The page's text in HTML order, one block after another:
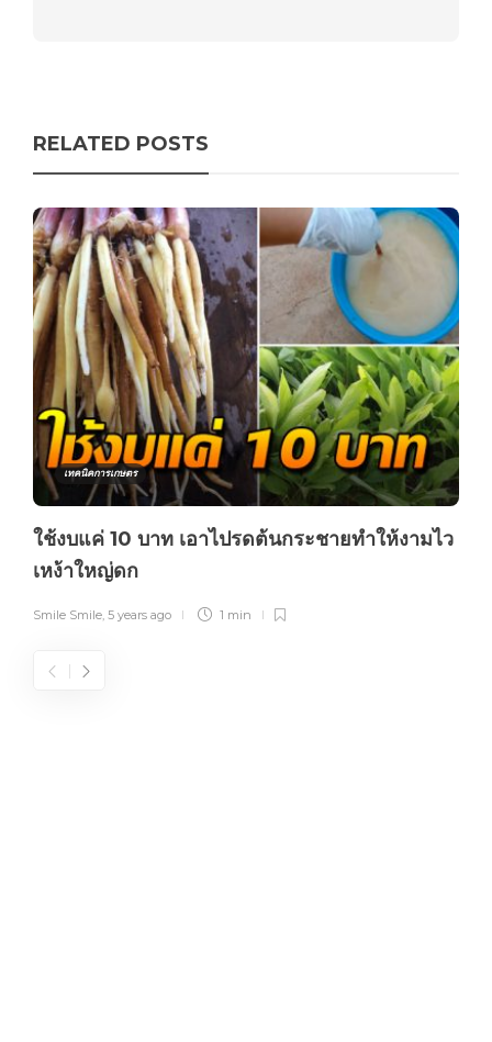
RELATED POSTS
เทคนิคการเกษตร
ใช้งบแค่ 10 บาท เอาไปรดต้นกระชายทำให้งามไว
เหง้าใหญ่ดก
Smile Smile, 5 years ago 1 min